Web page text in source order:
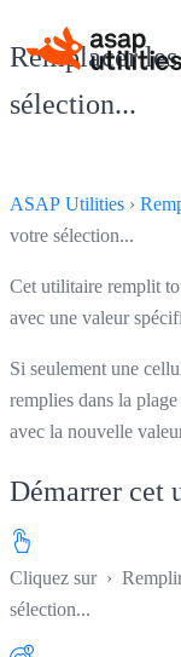
Remplacer
sélection...
ASAP Utilities ›
votre sélection...
Cet utilitaire remplit
avec une valeur
Si seulement une
remplies dans la
avec la nouvelle
Démarrer cet
Cliquez sur ›
sélection...